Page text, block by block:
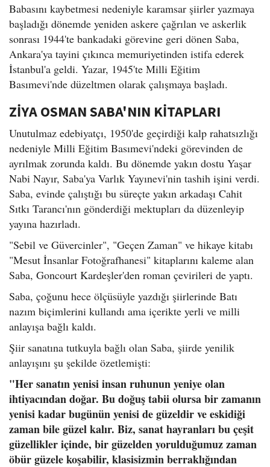
Babasını kaybetmesi nedeniyle karamsar şiirler yazmaya
başladığı dönemde yeniden askere çağrılan ve askerlik
sonrası 1944'te bankadaki görevine geri dönen Saba,
Ankara'ya tayini çıkınca memuriyetinden istifa ederek
İstanbul'a geldi. Yazar, 1945'te Milli Eğitim
Basımevi'nde düzeltmen olarak çalışmaya başladı.
ZİYA OSMAN SABA'NIN KİTAPLARI
Unutulmaz edebiyatçı, 1950'de geçirdiği kalp rahatsızlığı
nedeniyle Milli Eğitim Basımevi'ndeki görevinden de
ayrılmak zorunda kaldı. Bu dönemde yakın dostu Yaşar
Nabi Nayır, Saba'ya Varlık Yayınevi'nin tashih işini verdi.
Saba, evinde çalıştığı bu süreçte yakın arkadaşı Cahit
Sıtkı Tarancı'nın gönderdiği mektupları da düzenleyip
yayına hazırladı.
"Sebil ve Güvercinler", "Geçen Zaman" ve hikaye kitabı
"Mesut İnsanlar Fotoğrafhanesi" kitaplarını kaleme alan
Saba, Goncourt Kardeşler'den roman çevirileri de yaptı.
Saba, çoğunu hece ölçüsüyle yazdığı şiirlerinde Batı
nazım biçimlerini kullandı ama içerikte yerli ve milli
anlayışa bağlı kaldı.
Şiir sanatına tutkuyla bağlı olan Saba, şiirde yenilik
anlayışını şu şekilde özetlemişti:
"Her sanatın yenisi insan ruhunun yeniye olan
ihtiyacından doğar. Bu doğuş tabii olursa bir zamanın
yenisi kadar bugünün yenisi de güzeldir ve eskidiği
zaman bile güzel kalır. Biz, sanat hayranları bu çeşit
güzellikler içinde, bir güzelden yorulduğumuz zaman
öbür güzele koşabilir, klasisizmin berraklığından